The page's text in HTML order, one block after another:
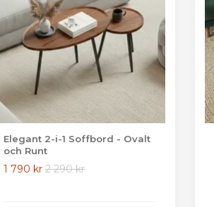
Elegant 2-i-1 Soffbord - Ovalt
och Runt
1 790 kr 2 290 kr